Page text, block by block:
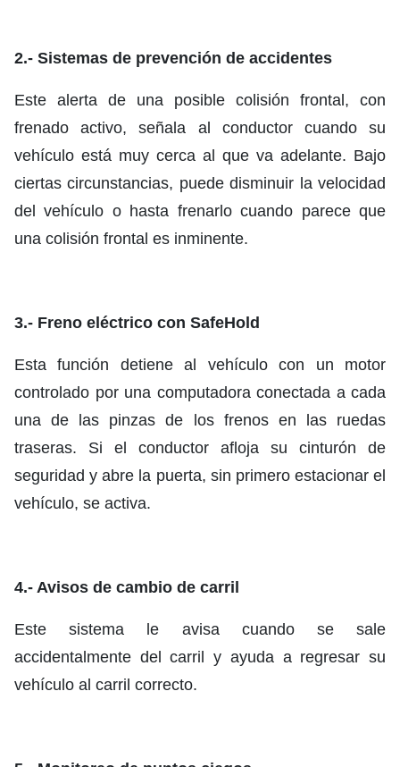
2.- Sistemas de prevención de accidentes
Este alerta de una posible colisión frontal, con
frenado activo, señala al conductor cuando su
vehículo está muy cerca al que va adelante. Bajo
ciertas circunstancias, puede disminuir la velocidad
del vehículo o hasta frenarlo cuando parece que
una colisión frontal es inminente.
3.- Freno eléctrico con SafeHold
Esta función detiene al vehículo con un motor
controlado por una computadora conectada a cada
una de las pinzas de los frenos en las ruedas
traseras. Si el conductor afloja su cinturón de
seguridad y abre la puerta, sin primero estacionar el
vehículo, se activa.
4.- Avisos de cambio de carril
Este sistema le avisa cuando se sale
accidentalmente del carril y ayuda a regresar su
vehículo al carril correcto.